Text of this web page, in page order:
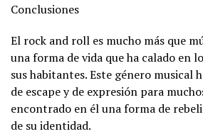
Conclusiones
El rock and roll es mucho más que
una forma de vida que ha calado en
sus habitantes. Este género musical
de escape y de expresión para
encontrado en él una forma de
de su identidad.